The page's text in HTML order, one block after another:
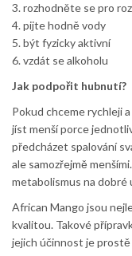
3. rozhodněte se pro
4. pijte hodně vody
5. být fyzicky aktivní
6. vzdát se alkoholu
Jak podpořit hubnutí?
Pokud chceme rychleji
jíst menší porce
předcházet spalování
ale samozřejmě
metabolismus na dobré
African Mango jsou
kvalitou. Takové
jejich účinnost je